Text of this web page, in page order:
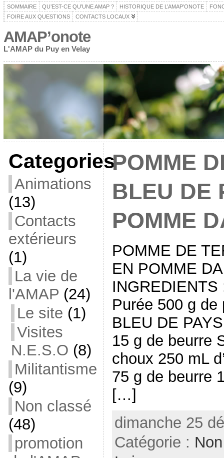
SOMMAIRE QU’EST-CE QU’UNE AMAP ? HISTORIQUE DE L’AMAP’ONOTE
FOIRE AUX QUESTIONS
CONTACTS LOCAUX
AMAP’onote
L'AMAP du Puy en Velay
Categories
Animations
(13)
Contacts
extérieurs
(1)
La vie de
l'AMAP (24)
Le site (1)
Visites
N.E.S.O (8)
Militantisme
(9)
Non classé
(48)
promotion
POMME
BLEU DE
POMME
POMME DE
EN POMME
Purée 500 g de
BLEU DE
15 g de beurre
choux 250 mL
75 g de beurre
[…]
dimanche 25
Catégorie :